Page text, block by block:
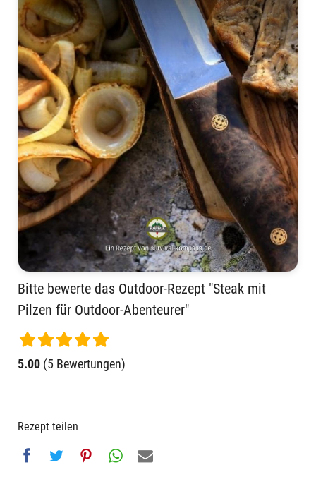
Bitte bewerte das Outdoor-Rezept "Steak mit
Pilzen für Outdoor-Abenteurer"
5.00 (5 Bewertungen)
Rezept teilen